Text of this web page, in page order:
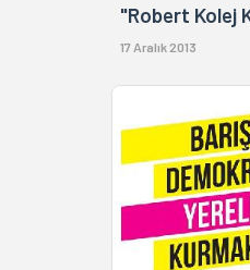
"Robert Kolej
17 Aralık 2013